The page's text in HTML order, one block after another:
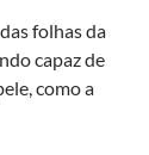
folhas da
capaz de
como a